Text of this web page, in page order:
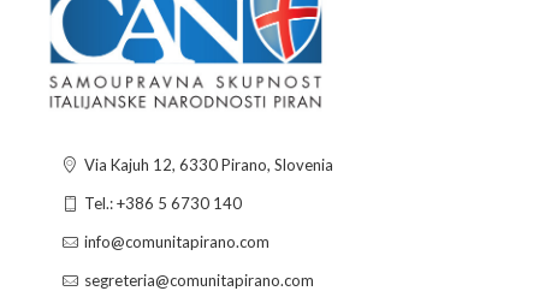
Via Kajuh 12, 6330 Pirano, Slovenia
Tel.: +386 5 6730 140
info@comunitapirano.com
segreteria@comunitapirano.com